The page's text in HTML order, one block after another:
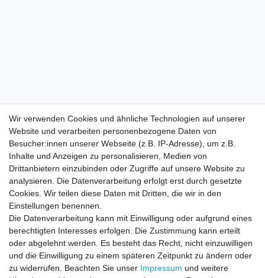
Wir verwenden Cookies und ähnliche Technologien auf unserer
Website und verarbeiten personenbezogene Daten von
Besucher:innen unserer Webseite (z.B. IP-Adresse), um z.B.
Inhalte und Anzeigen zu personalisieren, Medien von
Drittanbietern einzubinden oder Zugriffe auf unsere Website zu
analysieren. Die Datenverarbeitung erfolgt erst durch gesetzte
Cookies. Wir teilen diese Daten mit Dritten, die wir in den
Einstellungen benennen.
Die Datenverarbeitung kann mit Einwilligung oder aufgrund eines
berechtigten Interesses erfolgen. Die Zustimmung kann erteilt
oder abgelehnt werden. Es besteht das Recht, nicht einzuwilligen
und die Einwilligung zu einem späteren Zeitpunkt zu ändern oder
zu widerrufen. Beachten Sie unser Impressum und weitere